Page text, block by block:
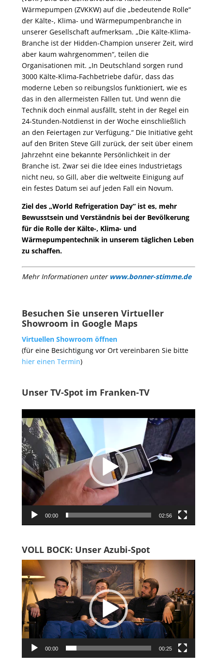
Wärmepumpen (ZVKKW) auf die „bedeutende Rolle“
der Kälte-, Klima- und Wärmepumpenbranche in
unserer Gesellschaft aufmerksam. „Die Kälte-Klima-
Branche ist der Hidden-Champion unserer Zeit, wird
aber kaum wahrgenommen“, teilen die
Organisationen mit. „In Deutschland sorgen rund
3000 Kälte-Klima-Fachbetriebe dafür, dass das
moderne Leben so reibungslos funktioniert, wie es
das in den allermeisten Fällen tut. Und wenn die
Technik doch einmal ausfällt, steht in der Regel ein
24-Stunden-Notdienst in der Woche einschließlich
an den Feiertagen zur Verfügung.“ Die Initiative geht
auf den Briten Steve Gill zurück, der seit über einem
Jahrzehnt eine bekannte Persönlichkeit in der
Branche ist. Zwar sei die Idee eines Industrietags
nicht neu, so Gill, aber die weltweite Einigung auf
ein festes Datum sei auf jeden Fall ein Novum.
Ziel des „World Refrigeration Day“ ist es, mehr
Bewusstsein und Verständnis bei der Bevölkerung
für die Rolle der Kälte-, Klima- und
Wärmepumpentechnik in unserem täglichen Leben
zu schaffen.
Mehr Informationen unter www.bonner-stimme.de
Besuchen Sie unseren Virtueller
Showroom in Google Maps
Virtuellen Showroom öffnen
(für eine Besichtigung vor Ort vereinbaren Sie bitte
hier einen Termin)
Unser TV-Spot im Franken-TV
Player
00:00 02:56
VOLL BOCK: Unser Azubi-Spot
Video-
Player
00:00 00:25